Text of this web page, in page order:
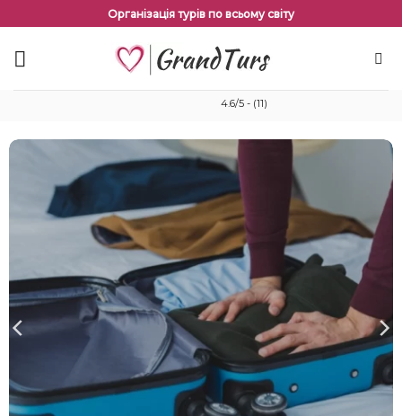
змісту
Організація турів по всьому світу
4.6/5 - (11)